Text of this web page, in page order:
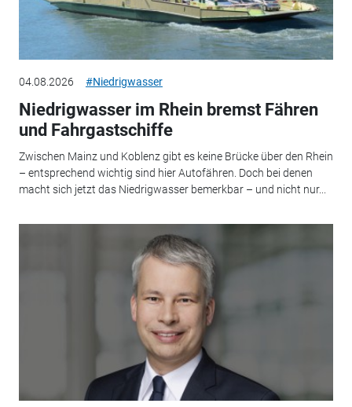
04.08.2026 #Niedrigwasser
Niedrigwasser im Rhein bremst Fähren
und Fahrgastschiffe
Zwischen Mainz und Koblenz gibt es keine Brücke über den Rhein
– entsprechend wichtig sind hier Autofähren. Doch bei denen
macht sich jetzt das Niedrigwasser bemerkbar – und nicht nur...